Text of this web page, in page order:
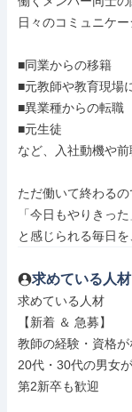
日々のコミュニケ
■同業からの移籍
■元教師や教育現場
■異業種からの転職
■元生徒
など、入社動機や前
ただ働いて終わるの
「今日もやりきっ
と感じられる毎日
求めている人材
求めている人材
【新着 ＆ 急募】
教師の経験・資格
20代・30代の男女
第2新卒も歓迎